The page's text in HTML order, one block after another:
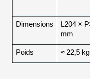
Dimensions
L204 ×
mm
Poids ≈ 22,5 kg